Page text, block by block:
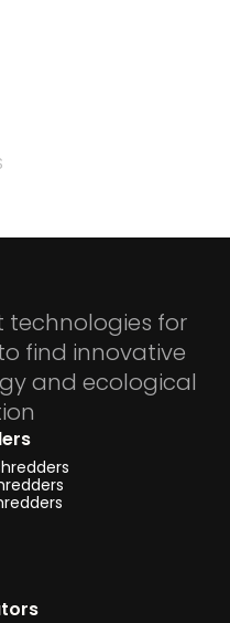
technologies for
find innovative
and ecological